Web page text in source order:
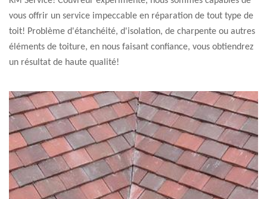
vous offrir un service impeccable en réparation de tout type de
toit! Problème d'étanchéité, d'isolation, de charpente ou autres
éléments de toiture, en nous faisant confiance, vous obtiendrez
un résultat de haute qualité!